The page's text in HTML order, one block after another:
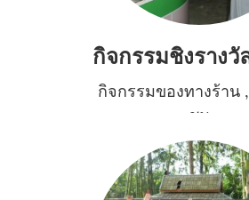
กิจกรรมของทางร้าน,
ชม